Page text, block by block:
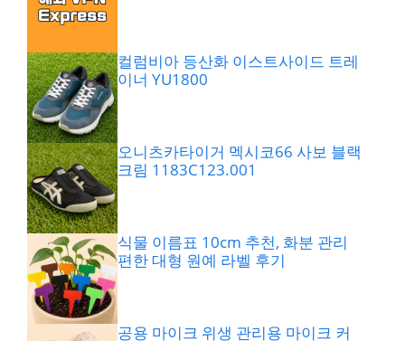
컬럼비아 등산화 이스트사이드 트레
이너 YU1800
오니츠카타이거 멕시코66 사보 블랙
크림 1183C123.001
식물 이름표 10cm 추천, 화분 관리
편한 대형 원예 라벨 후기
공용 마이크 위생 관리용 마이크 커